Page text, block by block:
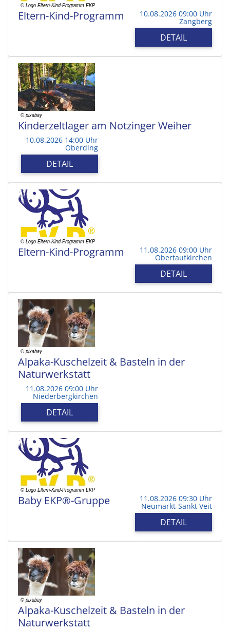
Eltern-Kind-Programm 10.08.2026 09:00 Uhr
Zangberg
DETAIL
Kinderzeltlager am Notzinger Weiher
10.08.2026 14:00 Uhr
Oberding
DETAIL
Eltern-Kind-Programm 11.08.2026 09:00 Uhr
Obertaufkirchen
DETAIL
Alpaka-Kuschelzeit & Basteln in der
Naturwerkstatt
11.08.2026 09:00 Uhr
Niederbergkirchen
DETAIL
Baby EKP®-Gruppe 11.08.2026 09:30 Uhr
Neumarkt-Sankt Veit
DETAIL
Alpaka-Kuschelzeit & Basteln in der
Naturwerkstatt